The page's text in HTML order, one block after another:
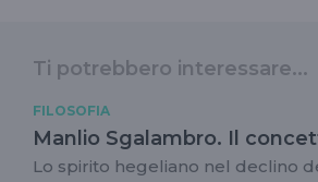
Ti potrebbero interessare...
FILOSOFIA
Manlio Sgalambro. Il
Lo spirito hegeliano nel declino